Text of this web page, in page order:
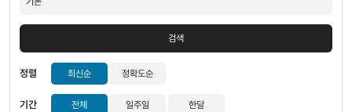
검색
정렬 최신순 정확도순
기간 전체 일주일 한달